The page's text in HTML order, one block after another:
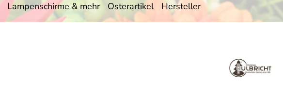
Lampenschirme & mehr Osterartikel Hersteller